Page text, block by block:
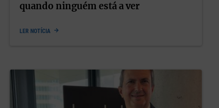
quando ninguém está a ver
LER NOTÍCIA